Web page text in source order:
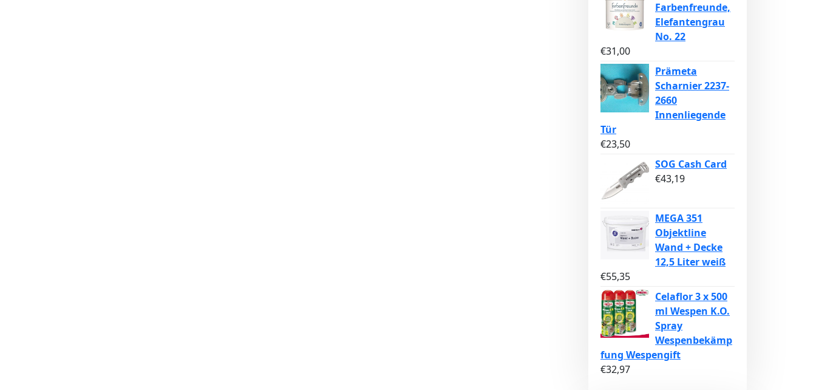
Farbenfreunde,
Elefantengrau
No. 22
€31,00
Prämeta
Scharnier 2237-
2660
Innenliegende
Tür
€23,50
SOG Cash Card
€43,19
MEGA 351
Objektline
Wand + Decke
12,5 Liter weiß
€55,35
Celaflor 3 x 500
ml Wespen K.O.
Spray
Wespenbekämp
fung Wespengift
€32,97